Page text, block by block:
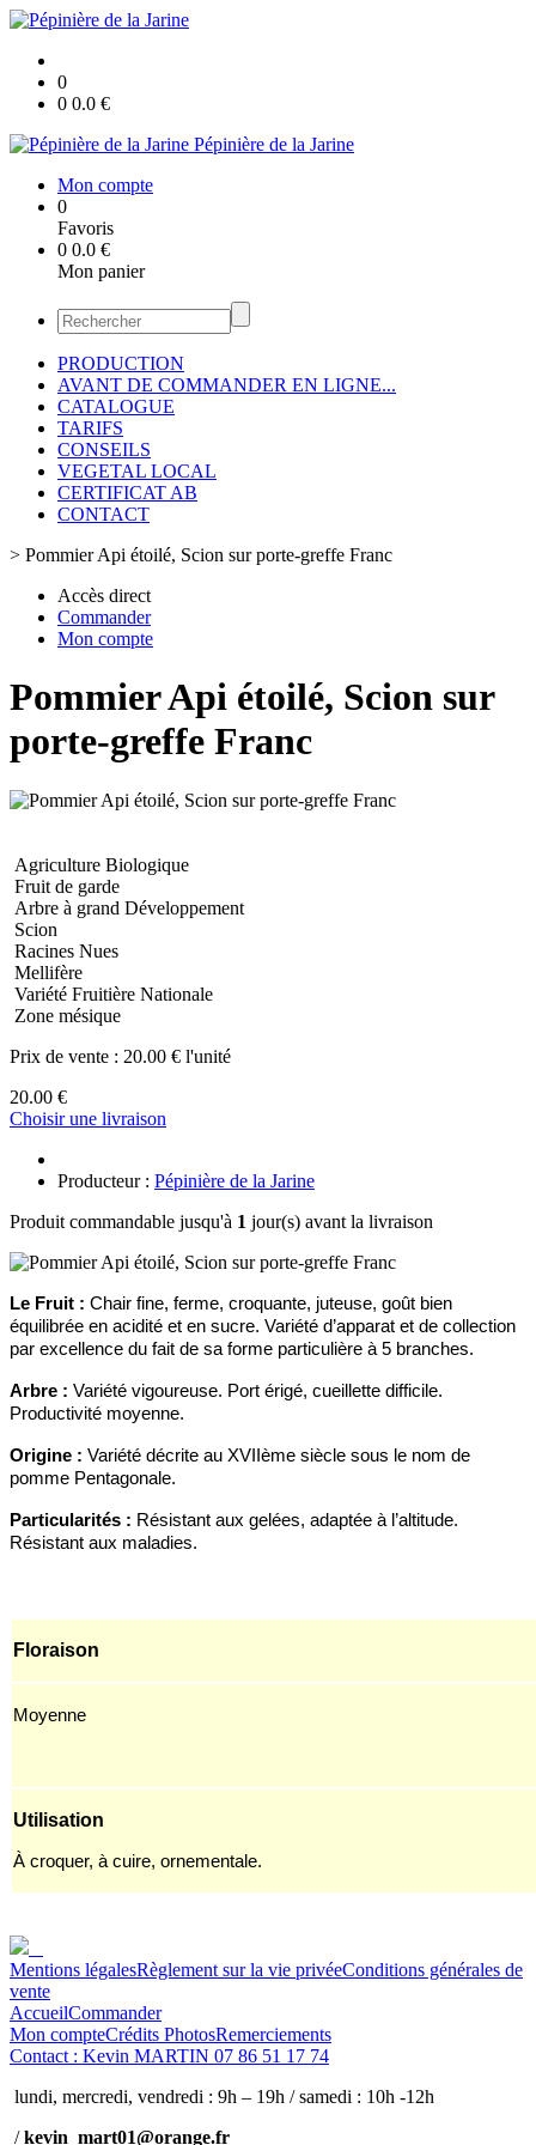
0
0 0.0 €
Pépinière de la Jarine
Mon compte
0
Favoris
0 0.0 €
Mon panier
PRODUCTION
AVANT DE COMMANDER EN LIGNE...
CATALOGUE
TARIFS
CONSEILS
VEGETAL LOCAL
CERTIFICAT AB
CONTACT
> Pommier Api étoilé, Scion sur porte-greffe Franc
Accès direct
Commander
Mon compte
Pommier Api étoilé, Scion sur
porte-greffe Franc
Agriculture Biologique
Fruit de garde
Arbre à grand Développement
Scion
Racines Nues
Mellifère
Variété Fruitière Nationale
Zone mésique
Prix de vente : 20.00 € l'unité
20.00 €
Choisir une livraison
Producteur : Pépinière de la Jarine
Produit commandable jusqu'à 1 jour(s) avant la livraison
Le Fruit : Chair fine, ferme, croquante, juteuse, goût bien
équilibrée en acidité et en sucre. Variété d’apparat et de collection
par excellence du fait de sa forme particulière à 5 branches.
Arbre : Variété vigoureuse. Port érigé, cueillette difficile.
Productivité moyenne.
Origine : Variété décrite au XVIIème siècle sous le nom de
pomme Pentagonale.
Particularités : Résistant aux gelées, adaptée à l’altitude.
Résistant aux maladies.
Floraison
Moyenne
Utilisation
À croquer, à cuire, ornementale.
Mentions légalesRèglement sur la vie privéeConditions générales de
vente
AccueilCommander
Mon compteCrédits PhotosRemerciements
Contact : Kevin MARTIN 07 86 51 17 74
lundi, mercredi, vendredi : 9h – 19h / samedi : 10h -12h
/kevin_mart01@orange.fr